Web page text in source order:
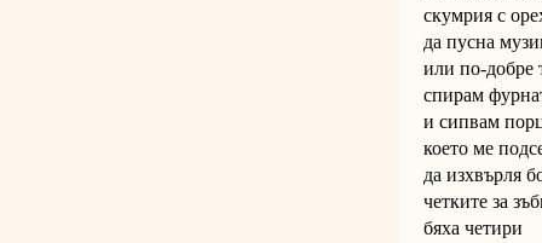
скумрия с
да пусна
или по-добре
спирам
и сипвам
което ме
да изхвърля
четките за
бяха четири